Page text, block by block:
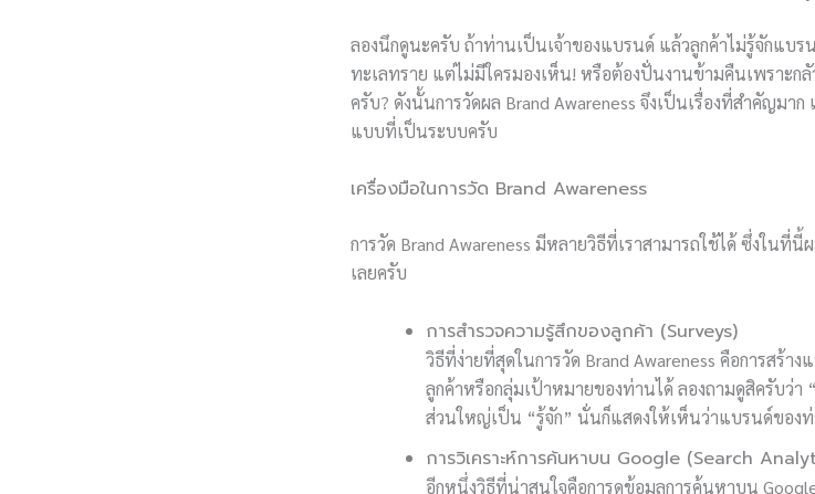
ลองนึกดูนะครับ ถ้าท่านเป็นเจ้าของแบรนด์ แล้วลูกค้าไม่รู้จักแบ
ทะเลทราย แต่ไม่มีใครมองเห็น! หรือต้องปั่นงานข้ามคืนเพราะก
ครับ? ดังนั้นการวัดผล Brand Awareness จึงเป็นเรื่องที่สำคัญม
แบบที่เป็นระบบครับ
เครื่องมือในการวัด Brand Awareness
การวัด Brand Awareness มีหลายวิธีที่เราสามารถใช้ได้ ซึ่งใน
เลยครับ
การสำรวจความรู้สึกของลูกค้า (Surveys)
วิธีที่ง่ายที่สุดในการวัด Brand Awareness คือการสร้า
ลูกค้าหรือกลุ่มเป้าหมายของท่านได้ ลองถามดูสิครับว่
ส่วนใหญ่เป็น “รู้จัก” นั่นก็แสดงให้เห็นว่าแบรนด์ของ
การวิเคราะห์การค้นหาบน Google (Search
อีกหนึ่งวิธีที่น่าสนใจคือการดูข้อมูลการค้นหาบน